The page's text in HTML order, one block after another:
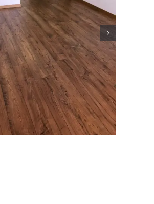
ext / int